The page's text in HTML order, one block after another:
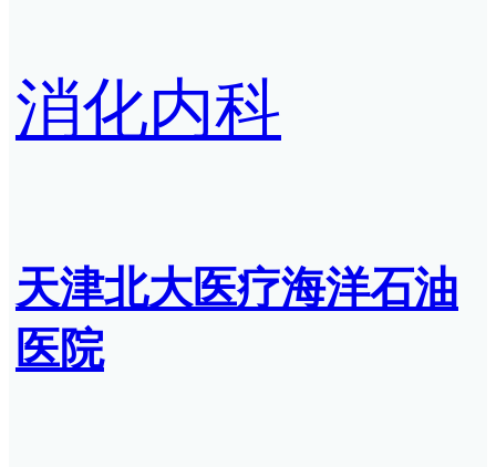
消化内科
天津北大医疗海洋石油
医院